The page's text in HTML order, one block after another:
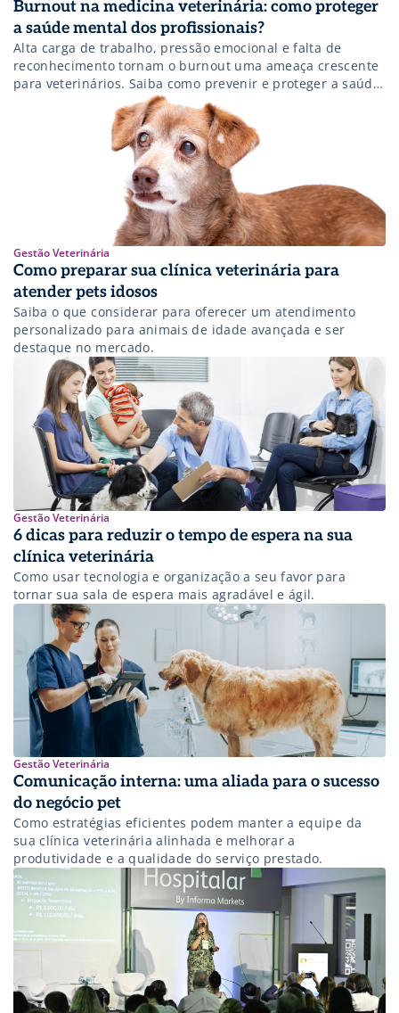
Burnout na medicina veterinária: como proteger
a saúde mental dos profissionais?
Alta carga de trabalho, pressão emocional e falta de
reconhecimento tornam o burnout uma ameaça crescente
para veterinários. Saiba como prevenir e proteger a saúde
mental desses profissionais.
Gestão Veterinária
Como preparar sua clínica veterinária para
atender pets idosos
Saiba o que considerar para oferecer um atendimento
personalizado para animais de idade avançada e ser
destaque no mercado.
Gestão Veterinária
6 dicas para reduzir o tempo de espera na sua
clínica veterinária
Como usar tecnologia e organização a seu favor para
tornar sua sala de espera mais agradável e ágil.
Gestão Veterinária
Comunicação interna: uma aliada para o sucesso
do negócio pet
Como estratégias eficientes podem manter a equipe da
sua clínica veterinária alinhada e melhorar a
produtividade e a qualidade do serviço prestado.